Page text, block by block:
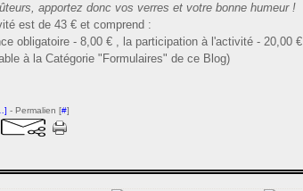
apportez donc vos verres et votre bonne humeur !
est de 43 € et comprend :
obligatoire - 8,00 € , la participation à l'activité - 20,00 €
à la Catégorie "Formulaires" de ce Blog)
] - Permalien [#]